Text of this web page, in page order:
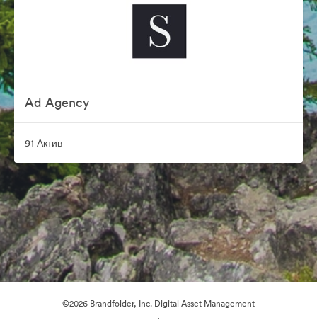
Ad Agency
91 Актив
©2026 Brandfolder, Inc. Digital Asset Management
·